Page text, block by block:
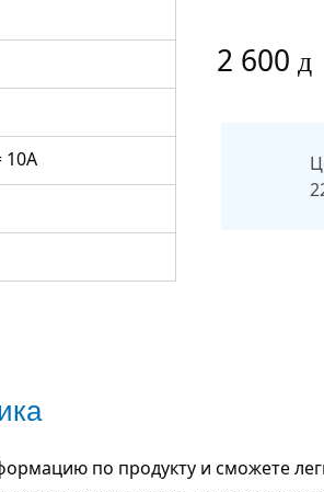
2 600
10A
по продукту и сможете